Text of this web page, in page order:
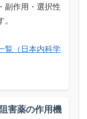
副作用・選択性
覧（日本内科学
害薬の作用機